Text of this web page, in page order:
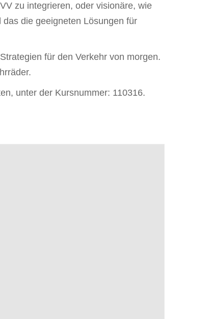
zu integrieren, oder visionäre, wie
die geeigneten Lösungen für
für den Verkehr von morgen.
unter der Kursnummer: 110316.